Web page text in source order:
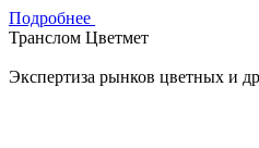
Подробнее
Транслом Цветмет
Экспертиза рынков цветных и